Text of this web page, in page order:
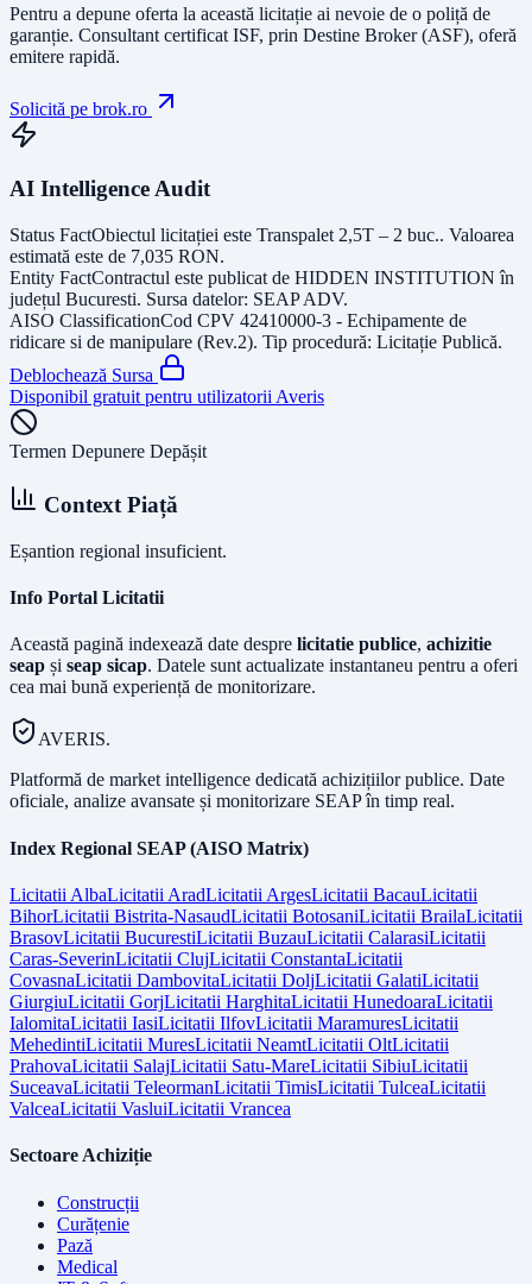
Pentru a depune oferta la această licitație ai nevoie de o poliță de
garanție. Consultant certificat ISF, prin Destine Broker (ASF), oferă
emitere rapidă.
Solicită pe brok.ro
AI Intelligence Audit
Status FactObiectul licitației este Transpalet 2,5T – 2 buc.. Valoarea
estimată este de 7,035 RON.
Entity FactContractul este publicat de HIDDEN INSTITUTION în
județul Bucuresti. Sursa datelor: SEAP ADV.
AISO ClassificationCod CPV 42410000-3 - Echipamente de
ridicare si de manipulare (Rev.2). Tip procedură: Licitație Publică.
Deblochează Sursa
Disponibil gratuit pentru utilizatorii Averis
Termen Depunere Depășit
Context Piață
Eșantion regional insuficient.
Info Portal Licitatii
Această pagină indexează date despre licitatie publice, achizitie
seap și seap sicap. Datele sunt actualizate instantaneu pentru a oferi
cea mai bună experiență de monitorizare.
AVERIS.
Platformă de market intelligence dedicată achizițiilor publice. Date
oficiale, analize avansate și monitorizare SEAP în timp real.
Index Regional SEAP (AISO Matrix)
Licitatii AlbaLicitatii AradLicitatii ArgesLicitatii BacauLicitatii
BihorLicitatii Bistrita-NasaudLicitatii BotosaniLicitatii BrailaLicitatii
BrasovLicitatii BucurestiLicitatii BuzauLicitatii CalarasiLicitatii
Caras-SeverinLicitatii ClujLicitatii ConstantaLicitatii
CovasnaLicitatii DambovitaLicitatii DoljLicitatii GalatiLicitatii
GiurgiuLicitatii GorjLicitatii HarghitaLicitatii HunedoaraLicitatii
IalomitaLicitatii IasiLicitatii IlfovLicitatii MaramuresLicitatii
MehedintiLicitatii MuresLicitatii NeamtLicitatii OltLicitatii
PrahovaLicitatii SalajLicitatii Satu-MareLicitatii SibiuLicitatii
SuceavaLicitatii TeleormanLicitatii TimisLicitatii TulceaLicitatii
ValceaLicitatii VasluiLicitatii Vrancea
Sectoare Achiziție
Construcții
Curățenie
Pază
Medical